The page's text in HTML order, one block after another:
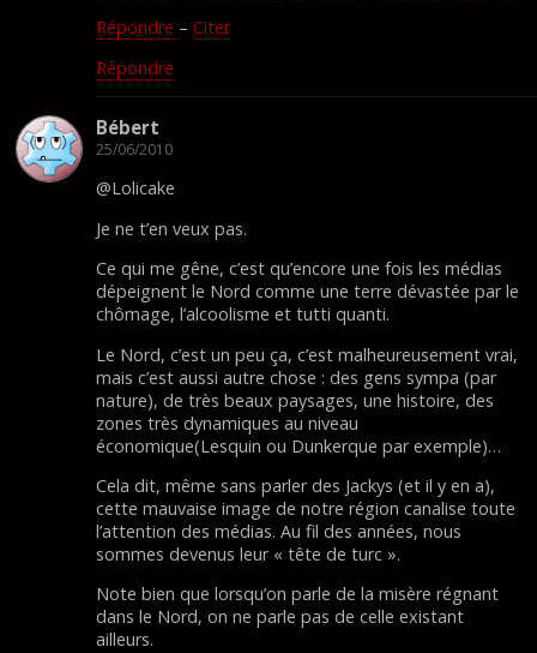
Répondre – Citer
Répondre
Bébert
25/06/2010
@Lolicake
Je ne t’en veux pas.
Ce qui me gêne, c’est qu’encore une fois les médias
dépeignent le Nord comme une terre dévastée par le
chômage, l’alcoolisme et tutti quanti.
Le Nord, c’est un peu ça, c’est malheureusement vrai,
mais c’est aussi autre chose : des gens sympa (par
nature), de très beaux paysages, une histoire, des
zones très dynamiques au niveau
économique(Lesquin ou Dunkerque par exemple)…
Cela dit, même sans parler des Jackys (et il y en a),
cette mauvaise image de notre région canalise toute
l’attention des médias. Au fil des années, nous
sommes devenus leur « tête de turc ».
Note bien que lorsqu’on parle de la misère régnant
dans le Nord, on ne parle pas de celle existant
ailleurs.